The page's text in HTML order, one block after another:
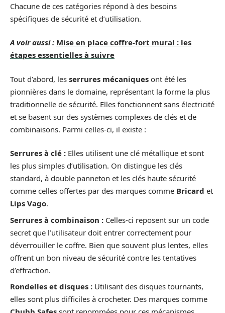
Chacune de ces catégories répond à des besoins
spécifiques de sécurité et d’utilisation.
A voir aussi : Mise en place coffre-fort mural : les
étapes essentielles à suivre
Tout d’abord, les serrures mécaniques ont été les
pionnières dans le domaine, représentant la forme la plus
traditionnelle de sécurité. Elles fonctionnent sans électricité
et se basent sur des systèmes complexes de clés et de
combinaisons. Parmi celles-ci, il existe :
Serrures à clé : Elles utilisent une clé métallique et sont
les plus simples d’utilisation. On distingue les clés
standard, à double panneton et les clés haute sécurité
comme celles offertes par des marques comme Bricard et
Lips Vago.
Serrures à combinaison : Celles-ci reposent sur un code
secret que l’utilisateur doit entrer correctement pour
déverrouiller le coffre. Bien que souvent plus lentes, elles
offrent un bon niveau de sécurité contre les tentatives
d’effraction.
Rondelles et disques : Utilisant des disques tournants,
elles sont plus difficiles à crocheter. Des marques comme